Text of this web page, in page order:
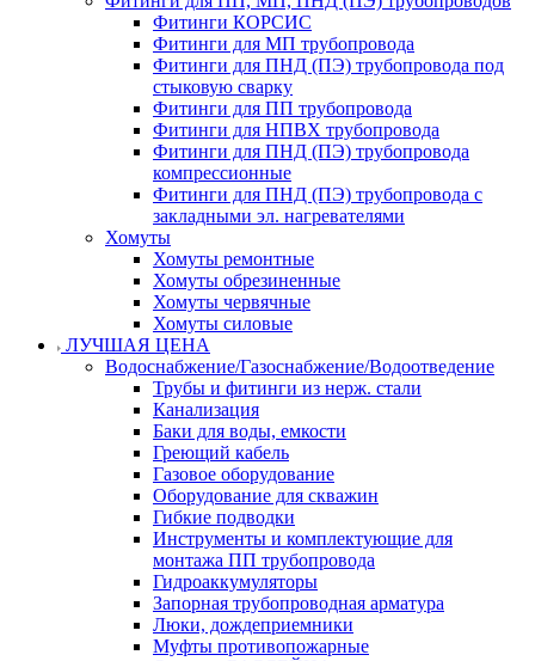
Фитинги КОРСИС
Фитинги для МП трубопровода
Фитинги для ПНД (ПЭ) трубопровода под
стыковую сварку
Фитинги для ПП трубопровода
Фитинги для НПВХ трубопровода
Фитинги для ПНД (ПЭ) трубопровода
компрессионные
Фитинги для ПНД (ПЭ) трубопровода с
закладными эл. нагревателями
Хомуты
Хомуты ремонтные
Хомуты обрезиненные
Хомуты червячные
Хомуты силовые
ЛУЧШАЯ ЦЕНА
Водоснабжение/Газоснабжение/Водоотведение
Трубы и фитинги из нерж. стали
Канализация
Баки для воды, емкости
Греющий кабель
Газовое оборудование
Оборудование для скважин
Гибкие подводки
Инструменты и комплектующие для
монтажа ПП трубопровода
Гидроаккумуляторы
Запорная трубопроводная арматура
Люки, дождеприемники
Муфты противопожарные